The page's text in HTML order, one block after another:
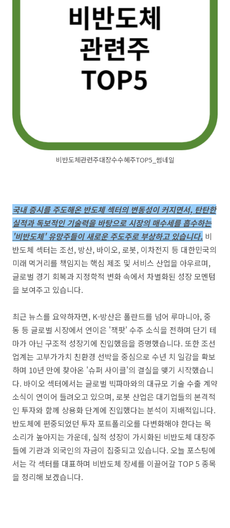
비반도체관련주대장수수혜주TOP5_썸네일
국내 증시를 주도해온 반도체 섹터의 변동성이 커지면서, 탄탄한
실적과 독보적인 기술력을 바탕으로 시장의 매수세를 흡수하는
'비반도체' 유망주들이 새로운 주도주로 부상하고 있습니다. 비
반도체 섹터는 조선, 방산, 바이오, 로봇, 이차전지 등 대한민국의
미래 먹거리를 책임지는 핵심 제조 및 서비스 산업을 아우르며,
글로벌 경기 회복과 지정학적 변화 속에서 차별화된 성장 모멘텀
을 보여주고 있습니다.
최근 뉴스를 요약하자면, K-방산은 폴란드를 넘어 루마니아, 중
동 등 글로벌 시장에서 연이은 '잭팟' 수주 소식을 전하며 단기 테
마가 아닌 구조적 성장기에 진입했음을 증명했습니다. 또한 조선
업계는 고부가가치 친환경 선박을 중심으로 수년 치 일감을 확보
하며 10년 만에 찾아온 '슈퍼 사이클'의 결실을 맺기 시작했습니
다. 바이오 섹터에서는 글로벌 빅파마와의 대규모 기술 수출 계약
소식이 연이어 들려오고 있으며, 로봇 산업은 대기업들의 본격적
인 투자와 함께 상용화 단계에 진입했다는 분석이 지배적입니다.
반도체에 편중되었던 투자 포트폴리오를 다변화해야 한다는 목
소리가 높아지는 가운데, 실적 성장이 가시화된 비반도체 대장주
들에 기관과 외국인의 자금이 집중되고 있습니다. 오늘 포스팅에
서는 각 섹터를 대표하며 비반도체 장세를 이끌어갈 TOP 5 종목
을 정리해 보겠습니다.